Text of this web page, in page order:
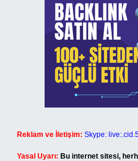
Reklam ve İletişim: Skype:
Yasal Uyarı: Bu internet sitesi,